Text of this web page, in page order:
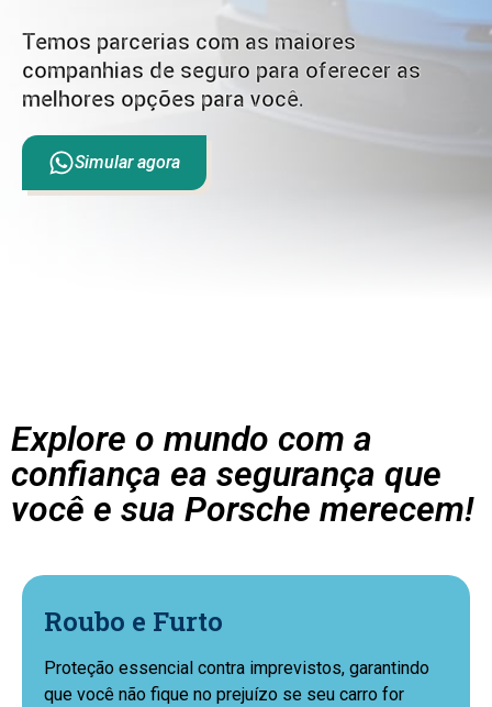
Temos parcerias com as maiores
companhias de seguro para oferecer as
melhores opções para você.
Simular agora
Explore o mundo com a
confiança ea segurança que
você e sua Porsche merecem!
Roubo e Furto
Proteção essencial contra imprevistos, garantindo
que você não fique no prejuízo se seu carro for